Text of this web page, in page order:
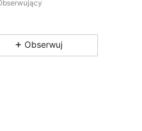
temu
Obserwuj